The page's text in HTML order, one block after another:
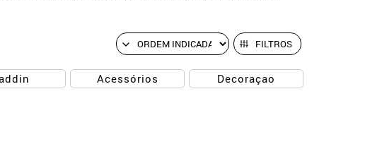
FILTROS
Acessórios Decoraçao